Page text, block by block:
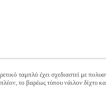
ταμπλό έχει σχεδιαστεί με
το βαρέως τύπου νάιλον δίχτυ